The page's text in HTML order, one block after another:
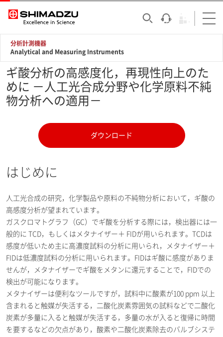
分析計測機器
Analytical and Measuring Instruments
ギ酸分析の高感度化，再現性向上のた
めに －人工光合成分野や化学原料不純
物分析への適用－
ダウンロード
はじめに
人工光合成の研究，化学製品や原料の不純物分析において，ギ酸の
高感度分析が望まれています。
ガスクロマトグラフ（GC）でギ酸を分析する際には，検出器には一
般的に TCD，もしくはメタナイザー＋ FIDが用いられます。TCDは
感度が低いため主に高濃度試料の分析に用いられ，メタナイザー＋
FIDは低濃度試料の分析に用いられます。FIDはギ酸に感度がありま
せんが，メタナイザーでギ酸をメタンに還元することで，FIDでの
検出が可能になります。
メタナイザーは便利なツールですが，試料中に酸素が100 ppm 以上
含まれると触媒が失活する，二酸化炭素雰囲気の試料などで二酸化
炭素が多量に入ると触媒が失活する，多量の水が入ると復帰に時間
を要するなどの欠点があり，酸素や二酸化炭素除去のバルブシステ